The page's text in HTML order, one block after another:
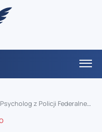
Psycholog z Policji Federalnej oskarżony o zabójstwo partnerki stanie przed sądem przysięgłych